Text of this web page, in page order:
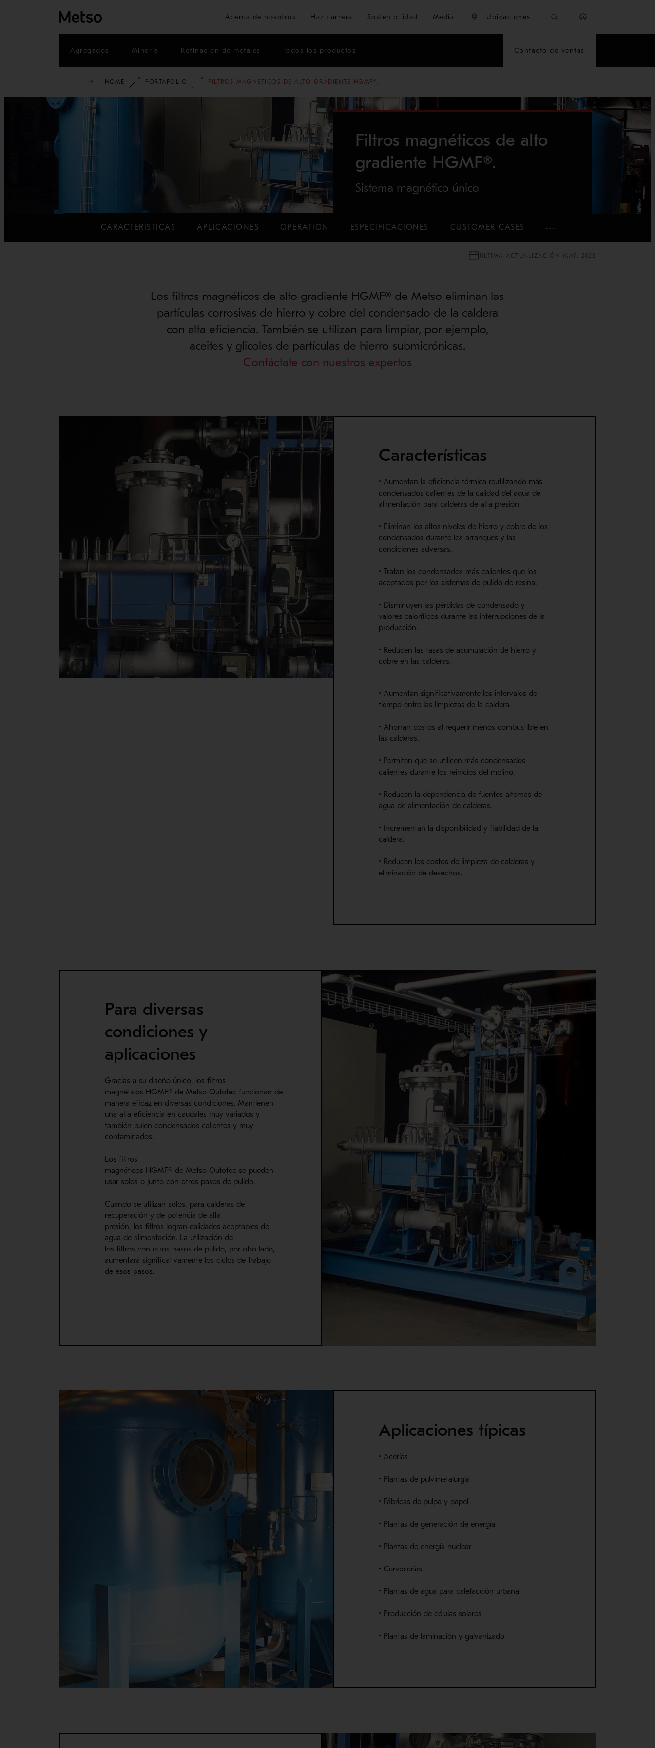
Ir al contenido principal
Acerca de nosotros Haz carrera Sostenibilidad Media Ubicaciones
Agregados Minería Refinación de metales Todos los productos Contacto de ventas
HOME PORTAFOLIO FILTROS MAGNÉTICOS DE ALTO GRADIENTE HGMF®.
Filtros magnéticos de alto
gradiente HGMF®.
Sistema magnético único
CARACTERÍSTICAS APLICACIONES OPERATION ESPECIFICACIONES CUSTOMER CASES MOSTRAR MÁS
ÚLTIMA ACTUALIZACIÓN MAY. 2023
Los filtros magnéticos de alto gradiente HGMF® de Metso eliminan las
partículas corrosivas de hierro y cobre del condensado de la caldera
con alta eficiencia. También se utilizan para limpiar, por ejemplo,
aceites y glicoles de partículas de hierro submicrónicas.
Contáctate con nuestros expertos
Características
• Aumentan la eficiencia térmica reutilizando más
condensados ​​calientes de la calidad del agua de
alimentación para calderas de alta presión.
• Eliminan los altos niveles de hierro y cobre de los
condensados ​​durante los arranques y las
condiciones adversas.
• Tratan los condensados ​​más calientes que los
aceptados por los sistemas de pulido de resina.
• Disminuyen las pérdidas de condensado y
valores caloríficos durante las interrupciones de la
producción.
• Reducen las tasas de acumulación de hierro y
cobre en las calderas.
• Aumentan significativamente los intervalos de
tiempo entre las limpiezas de la caldera.
• Ahorran costos al requerir menos combustible en
las calderas.
• Permiten que se utilicen más condensados ​​
calientes durante los reinicios del molino.
• Reducen la dependencia de fuentes alternas de
agua de alimentación de calderas.
• Incrementan la disponibilidad yfiabilidad de la
caldera.
• Reducen los costos de limpieza de calderas y
eliminación de desechos.
Para diversas
condiciones y
aplicaciones
Gracias a su diseño único, los filtros
magnéticos HGMF® deMetso Outotec funcionan de
manera eficaz en diversas condiciones. Mantienen
una alta eficiencia en caudales muy variados y
también pulen condensados ​​calientes y muy
contaminados.
Los filtros
magnéticos HGMF® deMetso Outotec se pueden
usar solos o junto con otros pasos de pulido.
Cuando se utilizan solos, para calderas de
recuperacióny de potencia de alta
presión, os filtros logran calidades aceptables del
agua de alimentación. La utilización de
los filtros con otros pasos de pulido, por otro lado,
aumentará significativamente los ciclos de trabajo
de esos pasos.
Aplicaciones típicas
•Acerías
• Plantas de pulvimetalurgia
• Fábricas de pulpa y papel
• Plantas de generación de energía
• Plantas de energía nuclear
• Cervecerías
• Plantas de agua para calefacción urbana
• Producción de células solares
• Plantas de laminación y galvanizado